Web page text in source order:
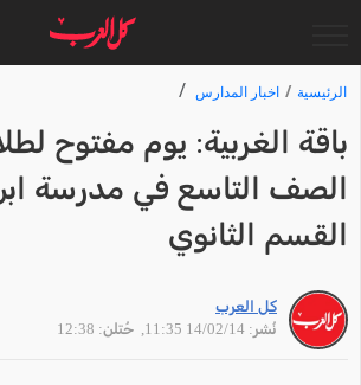
الرئيسية اخبار المدارس
باقة الغربية: يوم مفتوح
الصف التاسع في مدرسة
القسم الثانوي
كل العرب
نُشر: 14/02/14 11:35
, حُتلن: 12:38